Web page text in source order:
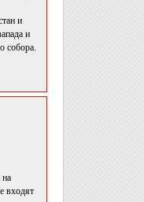
и
и
собора.
на
входят